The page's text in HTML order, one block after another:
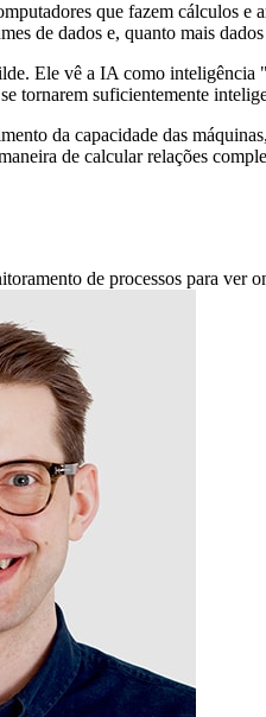
que fazem cálculos
de dados e, quanto mais
Ele vê a IA como
tornarem suficientemente
da capacidade das
de calcular relações
de processos para ver